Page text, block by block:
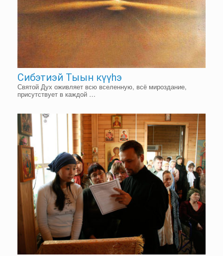
Сибэтиэй Тыын күүһэ
Святой Дух оживляет всю вселенную, всё мироздание,
присутствует в каждой …